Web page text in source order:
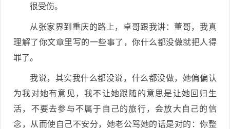
很受伤。
从张家界到重庆的路上，卓哥跟我讲：董哥，我真
理解了你文章里写的一些事了，你什么都没做就把人得
罪了。
我说，其实我什么都没说，什么都没做，她偏偏认
为我对她有意见，我不让她跟随的意思是让她回归生
活，不要去参与不属于自己的旅行，会放大自己的信
念，从而使自己不安分，她老公骂她的话是对的：你整